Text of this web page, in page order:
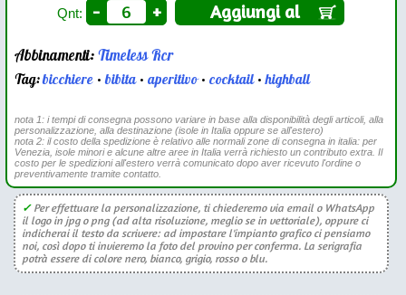
Qnt: - + Aggiungi al
Abbinamenti:Timeless Rcr
Tag:bicchiere •bibita•aperitivo•cocktail•highball
nota 1: i tempi di consegna possono variare in base alla disponibilità degli articoli, alla
personalizzazione, alla destinazione (isole in Italia oppure se all'estero)
nota 2: il costo della spedizione è relativo alle normali zone di consegna in italia: per
Venezia, isole minori e alcune altre aree in Italia verrà richiesto un contributo extra. Il
costo per le spedizioni all'estero verrà comunicato dopo aver ricevuto l'ordine o
preventivamente tramite contatto.
✓Per effettuare la personalizzazione, ti chiederemo via email o WhatsApp
il logo in jpg o png (ad alta risoluzione, meglio se in vettoriale), oppure ci
indicherai il testo da scrivere: ad impostare l'impianto grafico ci pensiamo
noi, così dopo ti invieremo la foto del provino per conferma. La serigrafia
potrà essere di colore nero, bianco, grigio, rosso o blu.